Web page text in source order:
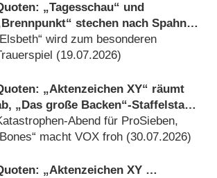
„Tagesschau“ und
stechen nach Spahn-
aus Wiederholungsbrei
wird zum besonderen
(19.07.2026)
„Aktenzeichen XY“ räumt
„Das große Backen“-Staffelstart
bei Jüngeren starkAbend für ProSieben,
macht VOX froh (30.07.2026)
„Aktenzeichen XY …